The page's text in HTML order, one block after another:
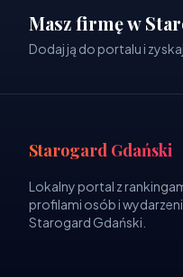
Masz firmę w
Dodaj ją do portalu i
Starogard Gdański
Lokalny portal z
profilami osób i
Starogard Gdański.